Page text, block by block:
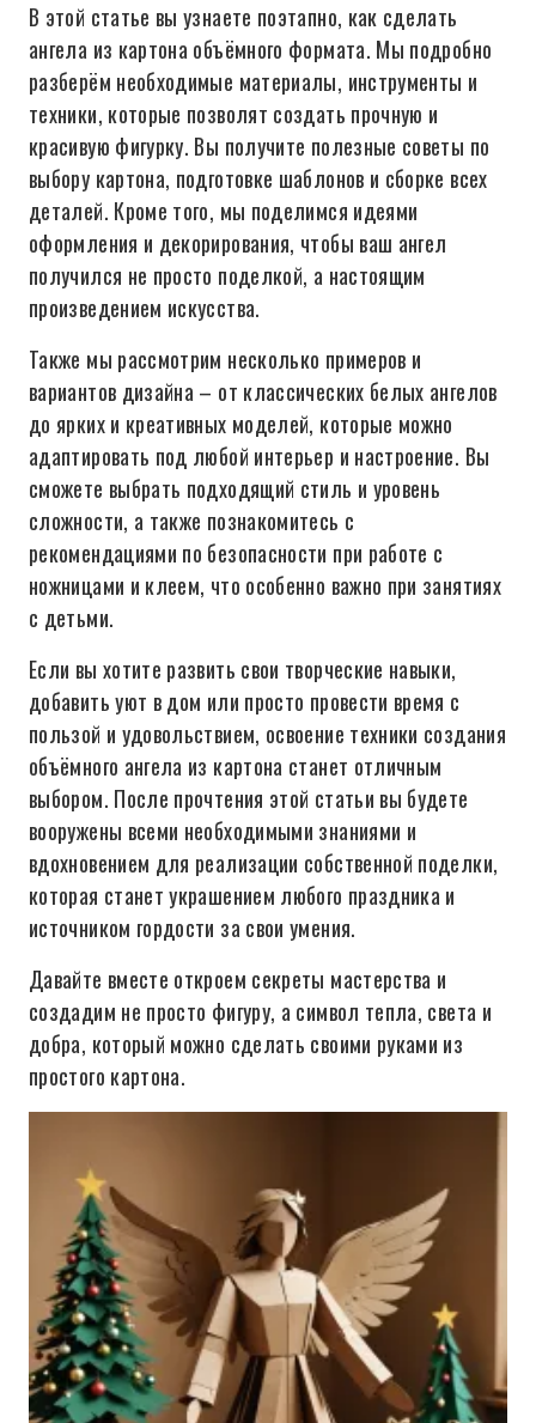
В этой статье вы узнаете поэтапно, как сделать
ангела из картона объёмного формата. Мы подробно
разберём необходимые материалы, инструменты и
техники, которые позволят создать прочную и
красивую фигурку. Вы получите полезные советы по
выбору картона, подготовке шаблонов и сборке всех
деталей. Кроме того, мы поделимся идеями
оформления и декорирования, чтобы ваш ангел
получился не просто поделкой, а настоящим
произведением искусства.
Также мы рассмотрим несколько примеров и
вариантов дизайна – от классических белых ангелов
до ярких и креативных моделей, которые можно
адаптировать под любой интерьер и настроение. Вы
сможете выбрать подходящий стиль и уровень
сложности, а также познакомитесь с
рекомендациями по безопасности при работе с
ножницами и клеем, что особенно важно при занятиях
с детьми.
Если вы хотите развить свои творческие навыки,
добавить уют в дом или просто провести время с
пользой и удовольствием, освоение техники создания
объёмного ангела из картона станет отличным
выбором. После прочтения этой статьи вы будете
вооружены всеми необходимыми знаниями и
вдохновением для реализации собственной поделки,
которая станет украшением любого праздника и
источником гордости за свои умения.
Давайте вместе откроем секреты мастерства и
создадим не просто фигуру, а символ тепла, света и
добра, который можно сделать своими руками из
простого картона.